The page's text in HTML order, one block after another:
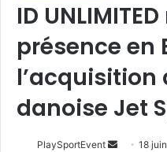
ID
présence en
l’acquisition
danoise Jet
PlaySportEvent
Envoyer
18